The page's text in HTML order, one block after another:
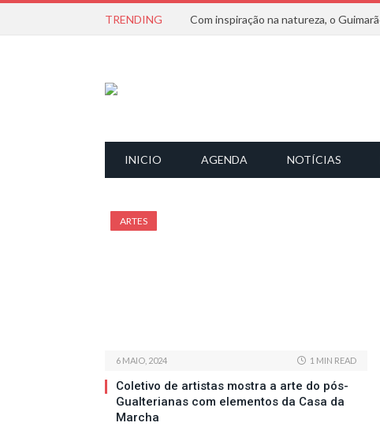
TRENDING
INICIO AGENDA NOTÍCIAS
ARTES
6 MAIO, 2024 1 MIN READ
Coletivo de artistas mostra a arte do pós-
Gualterianas com elementos da Casa da
Marcha